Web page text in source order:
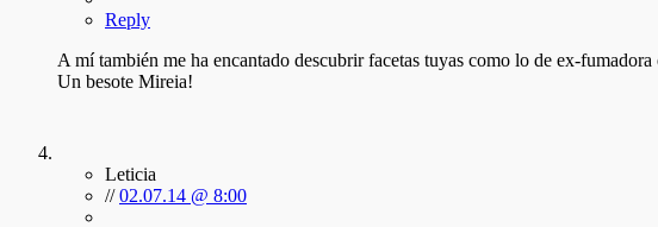
Reply
A mí también me ha encantado descubrir facetas tuyas como lo de ex-
Un besote Mireia!
Leticia
//02.07.14 @ 8:00